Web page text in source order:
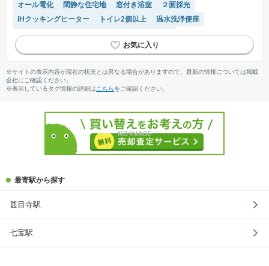
オール電化 閑静な住宅地 窓付き浴室
２面採光
IHクッキングヒーター
トイレ2個以上
温水洗浄便座
システムキッチン
モニター付きインターホン
※サイトの表示内容が現在の状況とは異なる場合がありますので、最新の情報については掲載
会社にご確認ください。
※表示しているタグ情報の詳細は こちらをご確認ください。
最寄駅から探す
甚目寺駅
七宝駅